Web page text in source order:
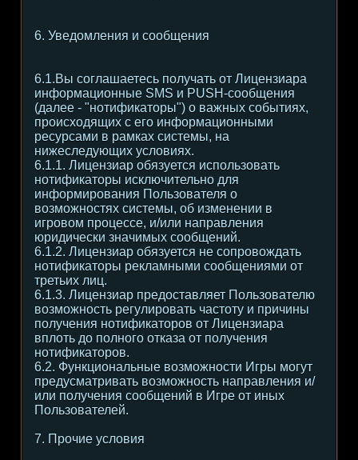
6. Уведомления и сообщения
6.1.Вы соглашаетесь получать от Лицензиара
информационные SMS и PUSH-сообщения
(далее - "нотификаторы") о важных событиях,
происходящих с его информационными
ресурсами в рамках системы, на
нижеследующих условиях.
6.1.1. Лицензиар обязуется использовать
нотификаторы исключительно для
информирования Пользователя о
возможностях системы, об изменении в
игровом процессе, и/или направления
юридически значимых сообщений.
6.1.2. Лицензиар обязуется не сопровождать
нотификаторы рекламными сообщениями от
третьих лиц.
6.1.3. Лицензиар предоставляет Пользователю
возможность регулировать частоту и причины
получения нотификаторов от Лицензиара
вплоть до полного отказа от получения
нотификаторов.
6.2. Функциональные возможности Игры могут
предусматривать возможность направления и/
или получения сообщений в Игре от иных
Пользователей.
7. Прочие условия